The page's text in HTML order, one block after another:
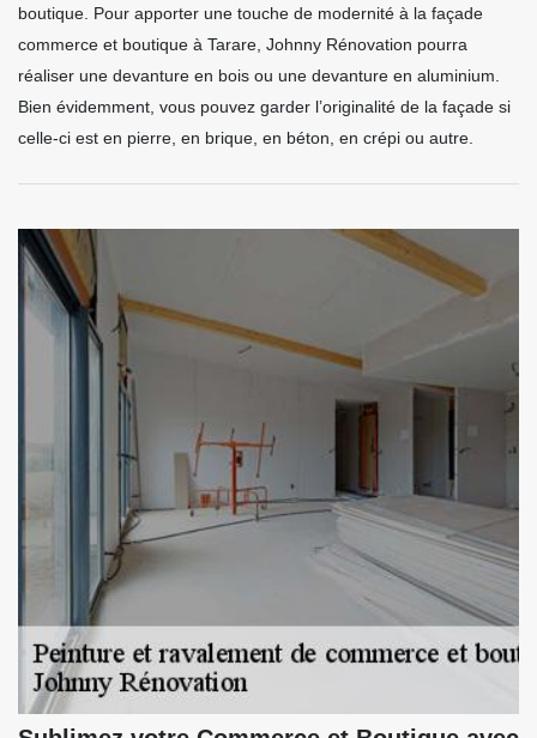
boutique. Pour apporter une touche de modernité à la façade
commerce et boutique à Tarare, Johnny Rénovation pourra
réaliser une devanture en bois ou une devanture en aluminium.
Bien évidemment, vous pouvez garder l’originalité de la façade si
celle-ci est en pierre, en brique, en béton, en crépi ou autre.